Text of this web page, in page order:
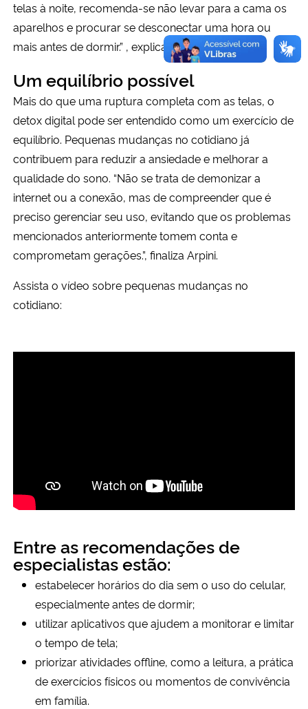
telas à noite, recomenda-se não levar para a cama os
aparelhos e procurar se desconectar uma hora ou
mais antes de dormir.” , explica.
Um equilíbrio possível
Mais do que uma ruptura completa com as telas, o
detox digital pode ser entendido como um exercício de
equilíbrio. Pequenas mudanças no cotidiano já
contribuem para reduzir a ansiedade e melhorar a
qualidade do sono. “Não se trata de demonizar a
internet ou a conexão, mas de compreender que é
preciso gerenciar seu uso, evitando que os problemas
mencionados anteriormente tomem conta e
comprometam gerações.”, finaliza Arpini.
Assista o vídeo sobre pequenas mudanças no
cotidiano:
Entre as recomendações de
especialistas estão:
estabelecer horários do dia sem o uso do celular,
especialmente antes de dormir;
utilizar aplicativos que ajudem a monitorar e limitar
o tempo de tela;
priorizar atividades offline, como a leitura, a prática
de exercícios físicos ou momentos de convivência
em família.